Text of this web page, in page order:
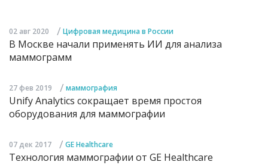
02 авг 2020 / Цифровая медицина в России
В Москве начали применять ИИ для анализа
маммограмм
27 фев 2019 / маммография
Unify Analytics сокращает время простоя
оборудования для маммографии
07 дек 2017 / GE Healthcare
Технология маммографии от GE Healthcare